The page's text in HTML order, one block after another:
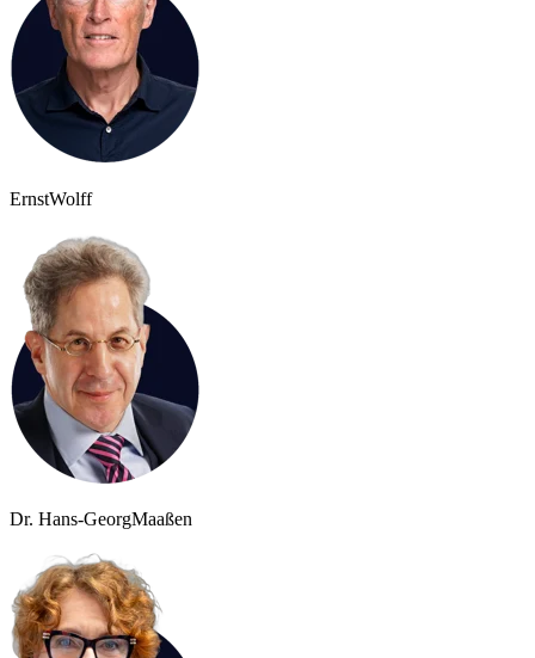
ErnstWolff
Dr. Hans-GeorgMaaßen